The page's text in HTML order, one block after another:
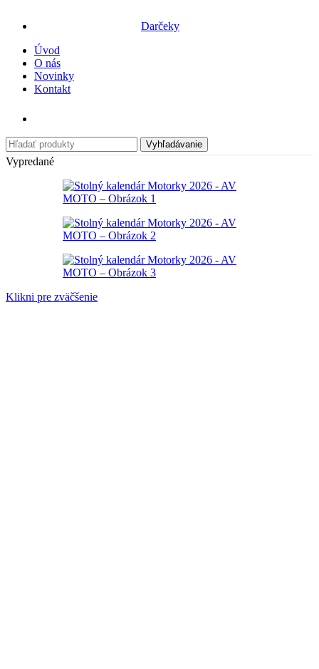
Darčeky
Úvod
O nás
Novinky
Kontakt
Vyhľadávanie
Vypredané
Klikni pre zväčšenie